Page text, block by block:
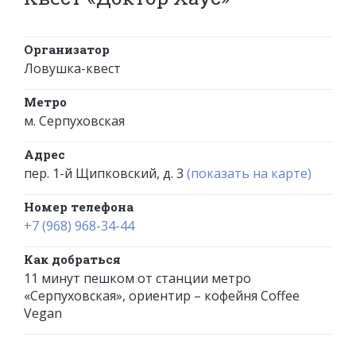
Организатор
Ловушка-квест
Метро
м. Серпуховская
Адрес
пер. 1-й Щипковский, д. 3 (показать на карте)
Номер телефона
+7 (968) 968-34-44
Как добраться
11 минут пешком от станции метро
«Серпуховская», ориентир – кофейня Coffee
Vegan